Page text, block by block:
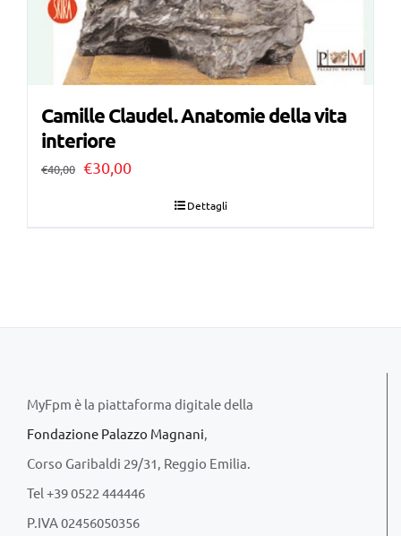
Camille Claudel. Anatomie della vita
interiore
€40,00 Il
€30,00Il
Dettagli
MyFpm è la piattaforma digitale della
Fondazione Palazzo Magnani,
Corso Garibaldi 29/31, Reggio Emilia.
Tel +39 0522 444446
P.IVA 02456050356